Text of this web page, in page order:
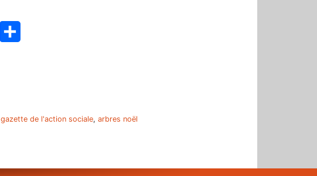
Email
gazette de l'action sociale, arbres noël